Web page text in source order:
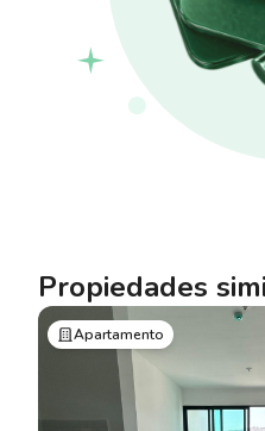
Propiedades
Apartamento